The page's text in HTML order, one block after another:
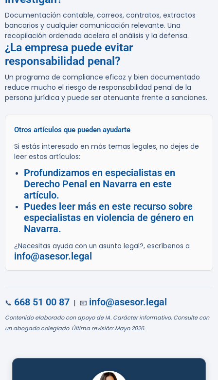
Documentación contable, correos, contratos, extractos
bancarios y cualquier comunicación relevante. Una
recopilación ordenada acelera el análisis y la defensa.
¿La empresa puede evitar
responsabilidad penal?
Un programa de compliance eficaz y bien documentado
reduce mucho el riesgo de responsabilidad penal de la
persona jurídica y puede ser atenuante frente a sanciones.
Otros artículos que pueden ayudarte
Si estás interesado en más temas legales, no dejes de
leer estos artículos:
Profundizamos en especialistas en
Derecho Penal en Navarra en este
artículo.
Puedes leer más en este recurso sobre
especialistas en violencia de género en
Navarra.
¿Necesitas ayuda con un asunto legal?, escríbenos a
info@asesor.legal
📞 668 51 00 87 | 📧 info@asesor.legal
Contenido elaborado con apoyo de IA. Carácter informativo. Consulte con
un abogado colegiado. Última revisión: Mayo 2026.